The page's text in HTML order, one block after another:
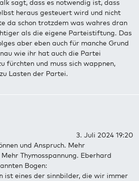
sagt, dass es notwendig ist, dass
heraus gesteuert wird und nicht
da schon trotzdem was wahres dran
als die eigene Parteistiftung. Das
aber eben auch für manche Grund
wie ihr hat auch die Partei
fürchten und muss sich wappnen,
Lasten der Partei.
3. Juli 2024 19:20
und Anspruch. Mehr
Thymosspannung. Eberhard
Bogen:
ist eines der sinnbilder, die wir immer